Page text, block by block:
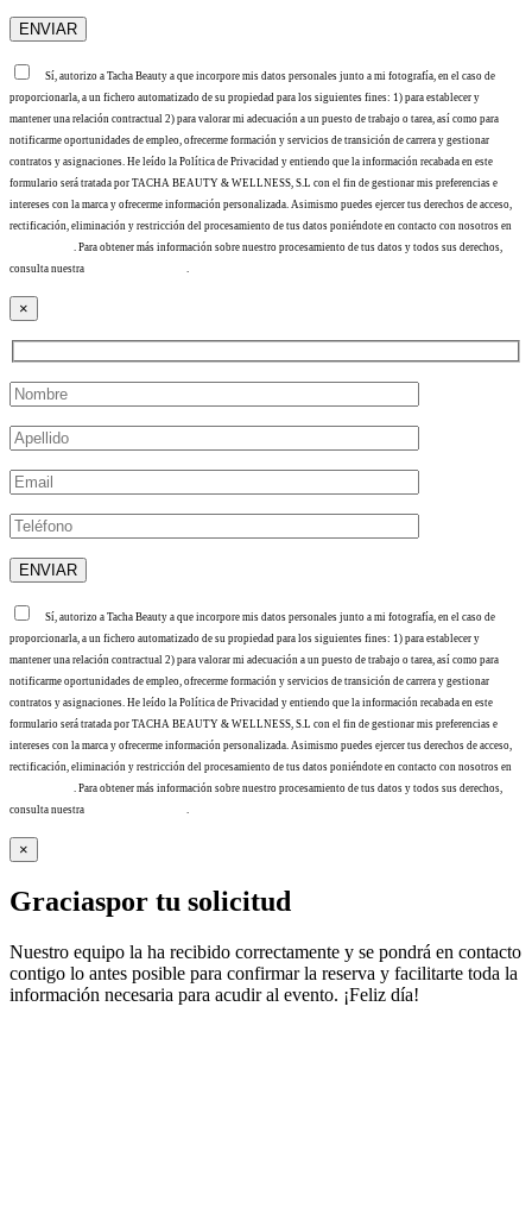
Sí, autorizo a Tacha Beauty a que incorpore mis datos personales junto a mi fotografía, en el caso de
proporcionarla, a un fichero automatizado de su propiedad para los siguientes fines: 1) para establecer y
mantener una relación contractual 2) para valorar mi adecuación a un puesto de trabajo o tarea, así como para
notificarme oportunidades de empleo, ofrecerme formación y servicios de transición de carrera y gestionar
contratos y asignaciones. He leído la Política de Privacidad y entiendo que la información recabada en este
formulario será tratada por TACHA BEAUTY & WELLNESS, S.L con el fin de gestionar mis preferencias e
intereses con la marca y ofrecerme información personalizada. Asimismo puedes ejercer tus derechos de acceso,
rectificación, eliminación y restricción del procesamiento de tus datos poniéndote en contacto con nosotros en
. Para obtener más información sobre nuestro procesamiento de tus datos y todos sus derechos,
consulta nuestra
×
Sí, autorizo a Tacha Beauty a que incorpore mis datos personales junto a mi fotografía, en el caso de
proporcionarla, a un fichero automatizado de su propiedad para los siguientes fines: 1) para establecer y
mantener una relación contractual 2) para valorar mi adecuación a un puesto de trabajo o tarea, así como para
notificarme oportunidades de empleo, ofrecerme formación y servicios de transición de carrera y gestionar
contratos y asignaciones. He leído la Política de Privacidad y entiendo que la información recabada en este
formulario será tratada por TACHA BEAUTY & WELLNESS, S.L con el fin de gestionar mis preferencias e
intereses con la marca y ofrecerme información personalizada. Asimismo puedes ejercer tus derechos de acceso,
rectificación, eliminación y restricción del procesamiento de tus datos poniéndote en contacto con nosotros en
. Para obtener más información sobre nuestro procesamiento de tus datos y todos sus derechos,
consulta nuestra
.
×
Graciaspor tu solicitud
Nuestro equipo la ha recibido correctamente y se pondrá en contacto
contigo lo antes posible para confirmar la reserva y facilitarte toda la
información necesaria para acudir al evento. ¡Feliz día!